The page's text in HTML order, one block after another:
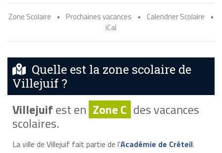
Zone Scolaire • Prochaines vacances • Calendrier Scolaire
•
iCal
Quelle est la zone scolaire de
Villejuif ?
Villejuifest en Zone C des vacances
scolaires.
La ville de Villejuif fait partie de l'Académie de Créteil.